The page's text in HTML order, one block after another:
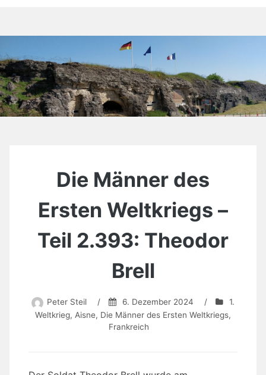
Die Männer des
Ersten Weltkriegs –
Teil 2.393: Theodor
Brell
Peter Steil / 6. Dezember 2024 /
1.
Weltkrieg, Aisne, Die Männer des Ersten Weltkriegs,
Frankreich